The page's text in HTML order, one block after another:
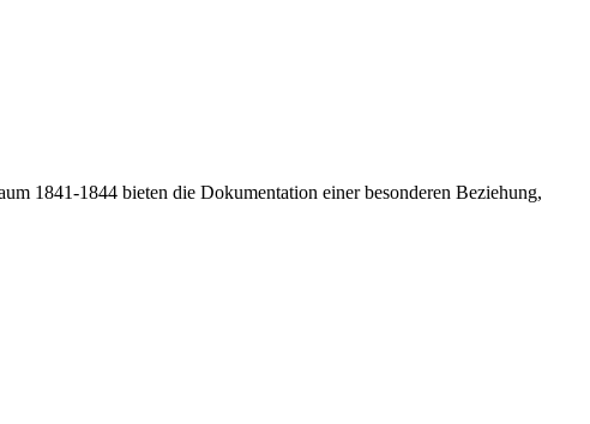
1841-1844 bieten die Dokumentation einer besonderen Beziehung,